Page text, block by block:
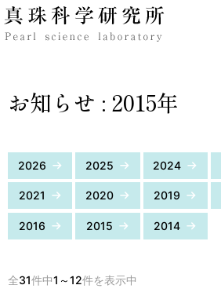
お知らせ 2015年
2026 2025 2024
2021 2020 2019
2016 2015 2014
全31件中1～12件を表示中